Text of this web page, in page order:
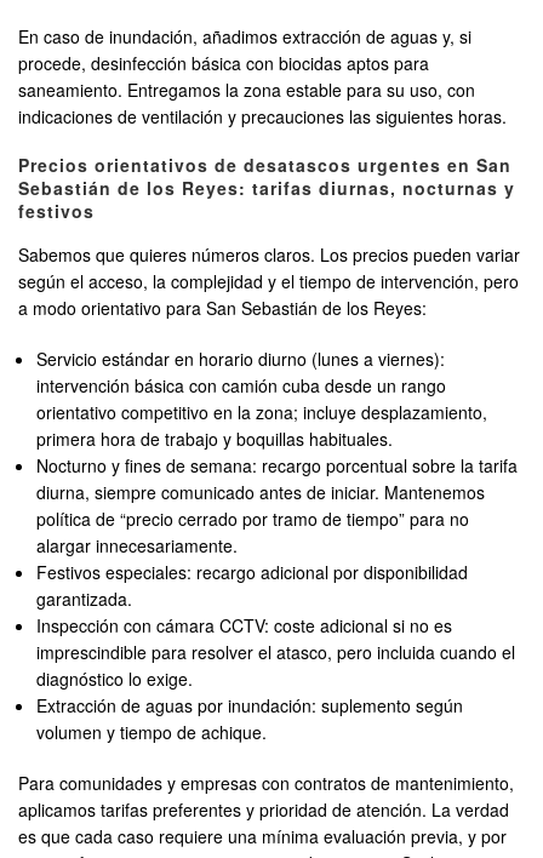
En caso de inundación, añadimos extracción de aguas y, si
procede, desinfección básica con biocidas aptos para
saneamiento. Entregamos la zona estable para su uso, con
indicaciones de ventilación y precauciones las siguientes horas.
Precios orientativos de desatascos urgentes en San
Sebastián de los Reyes: tarifas diurnas, nocturnas y
festivos
Sabemos que quieres números claros. Los precios pueden variar
según el acceso, la complejidad y el tiempo de intervención, pero
a modo orientativo para San Sebastián de los Reyes:
Servicio estándar en horario diurno (lunes a viernes):
intervención básica con camión cuba desde un rango
orientativo competitivo en la zona; incluye desplazamiento,
primera hora de trabajo y boquillas habituales.
Nocturno y fines de semana: recargo porcentual sobre la tarifa
diurna, siempre comunicado antes de iniciar. Mantenemos
política de “precio cerrado por tramo de tiempo” para no
alargar innecesariamente.
Festivos especiales: recargo adicional por disponibilidad
garantizada.
Inspección con cámara CCTV: coste adicional si no es
imprescindible para resolver el atasco, pero incluida cuando el
diagnóstico lo exige.
Extracción de aguas por inundación: suplemento según
volumen y tiempo de achique.
Para comunidades y empresas con contratos de mantenimiento,
aplicamos tarifas preferentes y prioridad de atención. La verdad
es que cada caso requiere una mínima evaluación previa, y por